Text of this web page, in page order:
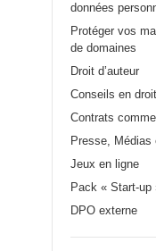
données
Protéger vos
de domaines
Droit d’auteur
Conseils en
Contrats
Presse, Médias
Jeux en ligne
Pack « Start-up
DPO externe